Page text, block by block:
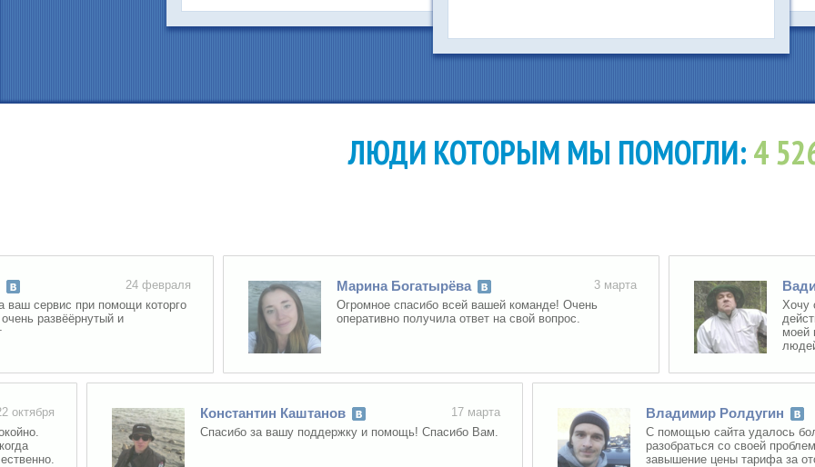
ЛЮДИ КОТОРЫМ МЫ ПОМОГЛИ:4
24 февраля
при помощи которго
развёёрнутый и
Марина Богатырёва
3 марта
Огромное спасибо всей вашей команде! Очень
оперативно получила ответ на свой вопрос.
Вадим
Хочу
моей
людей
Константин Каштанов
17 марта
Спасибо за вашу поддержку и помощь! Спасибо Вам.
Владимир Ролдугин
С помощью сайта удалось более
разобраться со своей проблемой
завышение цены тарифа за